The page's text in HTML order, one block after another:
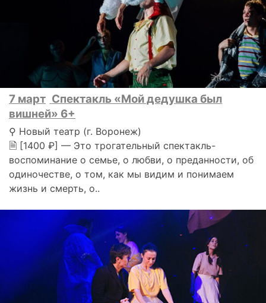
7 март Спектакль «Мой дедушка был
вишней» 6+
⚲ Новый театр (г. Воронеж)
🗎 [1400 ₽] — Это трогательный спектакль-
воспоминание о семье, о любви, о преданности, об
одиночестве, о том, как мы видим и понимаем
жизнь и смерть, о..